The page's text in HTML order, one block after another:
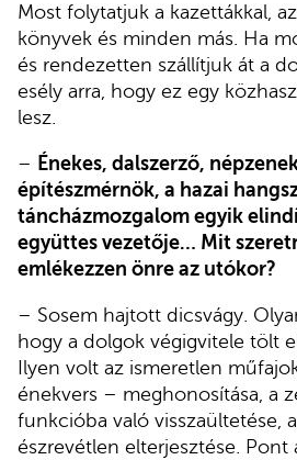
Most folytatjuk a kazettákkal,
könyvek és minden más. Ha
és rendezetten szállítjuk át a
esély arra, hogy ez egy
lesz.
– Énekes, dalszerző,
építészmérnök, a hazai
táncházmozgalom egyik
együttes vezetője… Mit
emlékezzen önre az utókor?
– Sosem hajtott dicsvágy.
hogy a dolgok végigvitele tölt
Ilyen volt az ismeretlen
énekvers – meghonosítása, a
funkcióba való visszaültetése,
észrevétlen elterjesztése. Pont